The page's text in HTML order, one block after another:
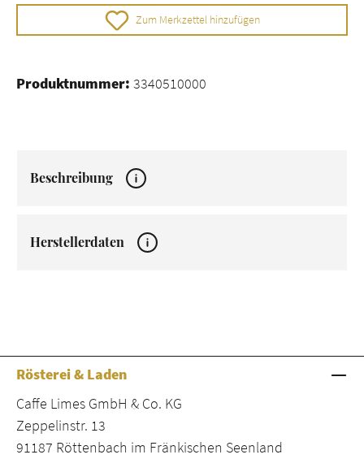
Zum Merkzettel hinzufügen
Produktnummer: 3340510000
Beschreibung
Herstellerdaten
Rösterei & Laden
Caffe Limes GmbH & Co. KG
Zeppelinstr. 13
91187 Röttenbach im Fränkischen Seenland